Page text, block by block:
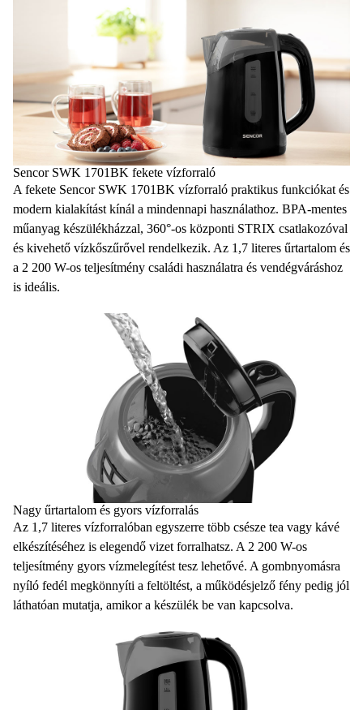
Sencor SWK 1701BK fekete vízforraló
A fekete Sencor SWK 1701BK vízforraló praktikus funkciókat és
modern kialakítást kínál a mindennapi használathoz. BPA-mentes
műanyag készülékházzal, 360°-os központi STRIX csatlakozóval
és kivehető vízkőszűrővel rendelkezik. Az 1,7 literes űrtartalom és
a 2 200 W-os teljesítmény családi használatra és vendégváráshoz
is ideális.
Nagy űrtartalom és gyors vízforralás
Az 1,7 literes vízforralóban egyszerre több csésze tea vagy kávé
elkészítéséhez is elegendő vizet forralhatsz. A 2 200 W-os
teljesítmény gyors vízmelegítést tesz lehetővé. A gombnyomásra
nyíló fedél megkönnyíti a feltöltést, a működésjelző fény pedig jól
láthatóan mutatja, amikor a készülék be van kapcsolva.